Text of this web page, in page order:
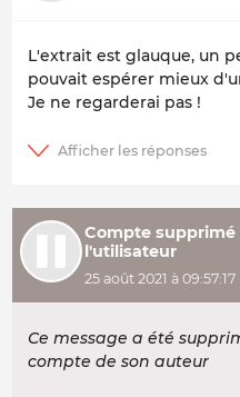
L'extrait est glauque, un
pouvait espérer mieux
Je ne regarderai pas !
Compte supprimé
l'utilisateur
25 août 2021 à 09:57:17
Ce message a été
compte de son auteur